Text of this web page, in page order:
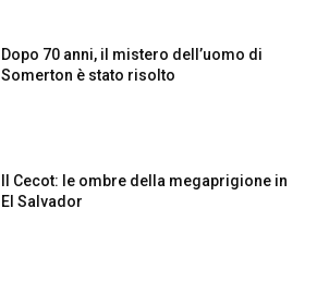
Dopo 70 anni, il mistero dell’uomo di
Somerton è stato risolto
Il Cecot: le ombre della megaprigione in
El Salvador